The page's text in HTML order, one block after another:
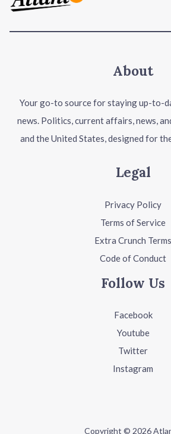
About
Your go-to source for staying up-to-
news. Politics, current affairs, news,
and the United States, designed for
Legal
Privacy Policy
Terms of Service
Extra Crunch Terms
Code of Conduct
Follow Us
Facebook
Youtube
Twitter
Instagram
Copyright © 2026